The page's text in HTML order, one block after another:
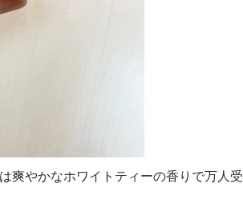
爽やかなホワイトティーの香りで万人受